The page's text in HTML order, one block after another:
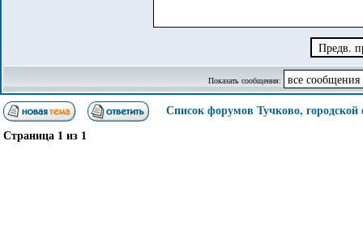
Показать сообщения:
Список форумов Тучково,
Страница 1 из 1